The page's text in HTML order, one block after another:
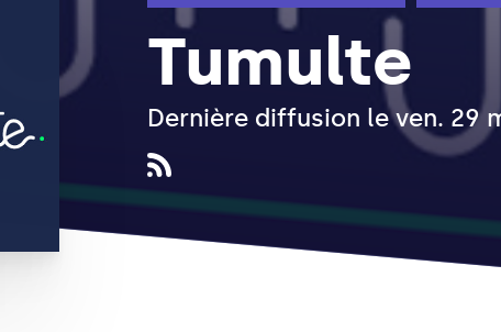
Tumulte
Dernière diffusion le ven. 29